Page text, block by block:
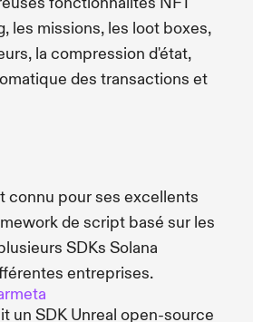
les missions, les loot boxes,
la compression d'état,
des transactions et
connu pour ses excellents
de script basé sur les
SDKs Solana
entreprises.
un SDK Unreal open-source